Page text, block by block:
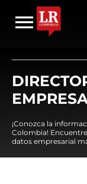
¡Conozca la
Colombia!
datos empresarial